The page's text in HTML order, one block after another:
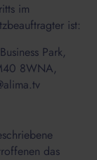
im
ist:
Park,
8WNA,
das